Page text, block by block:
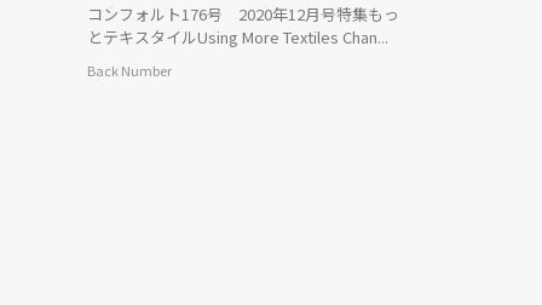
コンフォルト176号 2020年12月号特集もっ
とテキスタイルUsing More Textiles Chan...
Back Number